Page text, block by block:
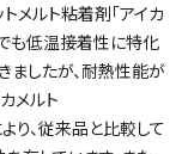
メルト粘着剤「アイカ
も低温接着性に特化
ましたが、耐熱性能が
メルト
り、従来品と比較して